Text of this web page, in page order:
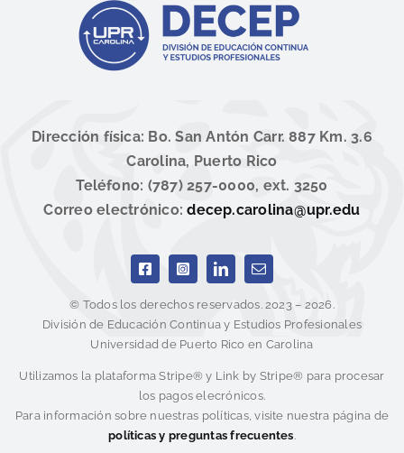
Dirección física: Bo. San Antón Carr. 887 Km. 3.6
Carolina, Puerto Rico
Teléfono: (787) 257-0000, ext. 3250
Correo electrónico:decep.carolina@upr.edu
© Todos los derechos reservados. 2023 – 2026.
División de Educación Continua y Estudios Profesionales
Universidad de Puerto Rico en Carolina
Utilizamos la plataforma Stripe® y Link by Stripe® para procesar
los pagos elecrónicos.
Para información sobre nuestras políticas, visite nuestra página de
políticas y preguntas frecuentes.